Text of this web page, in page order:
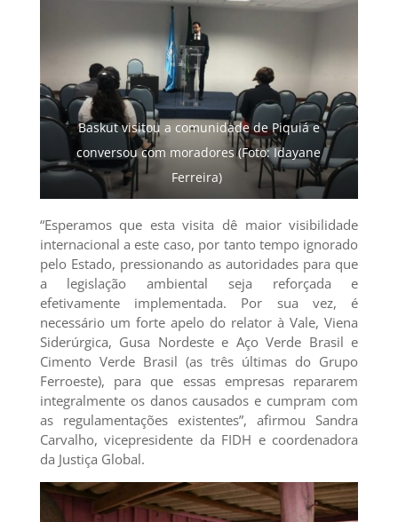
Baskut visitou a comunidade de Piquiá e
conversou com moradores (Foto: Idayane
Ferreira)
“Esperamos que esta visita dê maior visibilidade
internacional a este caso, por tanto tempo ignorado
pelo Estado, pressionando as autoridades para que
a legislação ambiental seja reforçada e
efetivamente implementada. Por sua vez, é
necessário um forte apelo do relator à Vale, Viena
Siderúrgica, Gusa Nordeste e Aço Verde Brasil e
Cimento Verde Brasil (as três últimas do Grupo
Ferroeste), para que essas empresas repararem
integralmente os danos causados e cumpram com
as regulamentações existentes”, afirmou Sandra
Carvalho, vicepresidente da FIDH e coordenadora
da Justiça Global.